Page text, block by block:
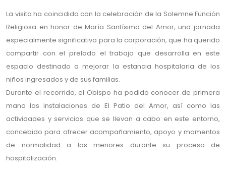
La visita ha coincidido con la celebración de la Solemne Función
Religiosa en honor de María Santísima del Amor, una jornada
especialmente significativa para la corporación, que ha querido
compartir con el prelado el trabajo que desarrolla en este
espacio destinado a mejorar la estancia hospitalaria de los
niños ingresados y de sus familias.
Durante el recorrido, el Obispo ha podido conocer de primera
mano las instalaciones de El Patio del Amor, así como las
actividades y servicios que se llevan a cabo en este entorno,
concebido para ofrecer acompañamiento, apoyo y momentos
de normalidad a los menores durante su proceso de
hospitalización.